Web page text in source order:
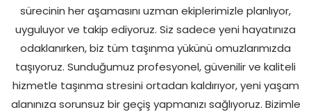
sürecinin her aşamasını uzman ekiplerimizle planlıyor,
uyguluyor ve takip ediyoruz. Siz sadece yeni hayatınıza
odaklanırken, biz tüm taşınma yükünü omuzlarımızda
taşıyoruz. Sunduğumuz profesyonel, güvenilir ve kaliteli
hizmetle taşınma stresini ortadan kaldırıyor, yeni yaşam
alanınıza sorunsuz bir geçiş yapmanızı sağlıyoruz. Bizimle